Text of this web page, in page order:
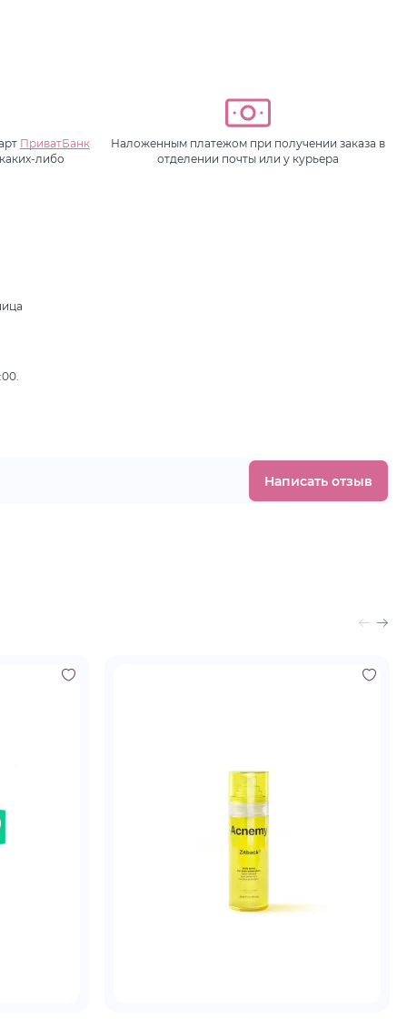
ПриватБанк
либо
Наложенным платежом при получении заказа в
отделении почты или у курьера
Написать отзыв